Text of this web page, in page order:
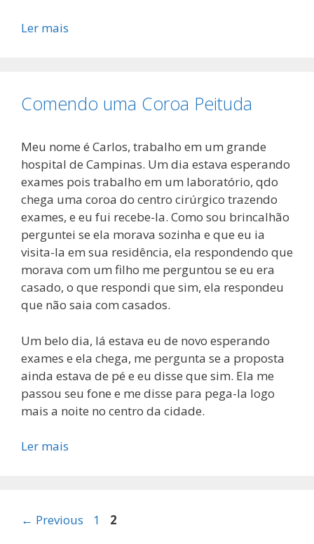
Ler mais
Comendo uma Coroa Peituda
Meu nome é Carlos, trabalho em um grande
hospital de Campinas. Um dia estava esperando
exames pois trabalho em um laboratório, qdo
chega uma coroa do centro cirúrgico trazendo
exames, e eu fui recebe-la. Como sou brincalhão
perguntei se ela morava sozinha e que eu ia
visita-la em sua residência, ela respondendo que
morava com um filho me perguntou se eu era
casado, o que respondi que sim, ela respondeu
que não saia com casados.
Um belo dia, lá estava eu de novo esperando
exames e ela chega, me pergunta se a proposta
ainda estava de pé e eu disse que sim. Ela me
passou seu fone e me disse para pega-la logo
mais a noite no centro da cidade.
Ler mais
← Previous Page
1 Page
2